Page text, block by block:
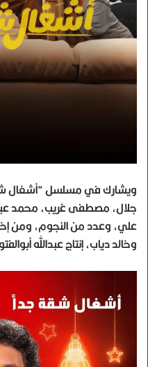
ويشارك في مسلسل “أشغال
جلال، مصطفى غريب، محمد
علي، وعدد من النجوم، ومن
وخالد دياب، إنتاج عبدالله